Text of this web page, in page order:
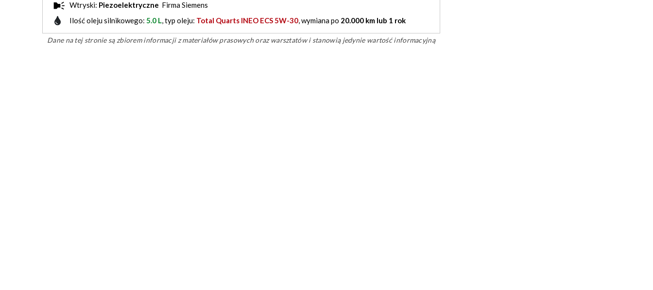
Wtryski: Piezoelektryczne Firma Siemens
Ilość oleju silnikowego: 5.0 L, typ oleju: Total Quarts INEO ECS 5W-30, wymiana po 20.000 km lub 1 rok
Dane na tej stronie są zbiorem informacji z materiałów prasowych oraz warsztatów i stanowią jedynie wartość informacyjną